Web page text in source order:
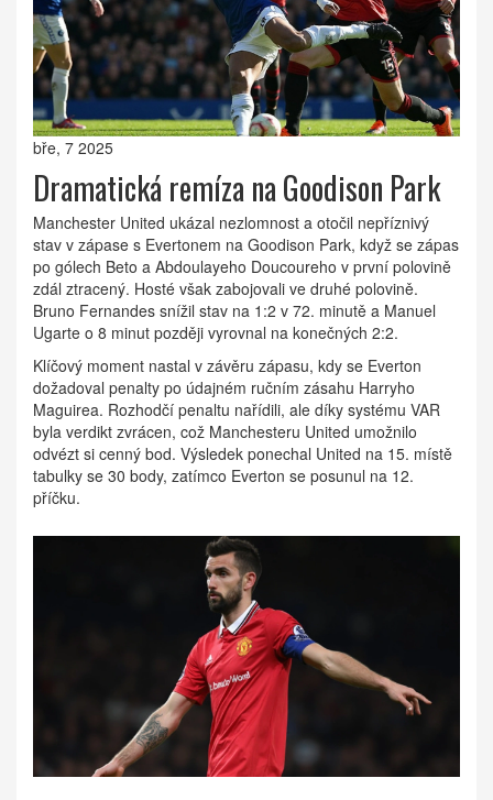
bře, 7 2025
Dramatická remíza na Goodison Park
Manchester United ukázal nezlomnost a otočil nepříznivý
stav v zápase s Evertonem na Goodison Park, když se zápas
po gólech Beto a Abdoulayeho Doucoureho v první polovině
zdál ztracený. Hosté však zabojovali ve druhé polovině.
Bruno Fernandes snížil stav na 1:2 v 72. minutě a Manuel
Ugarte o 8 minut později vyrovnal na konečných 2:2.
Klíčový moment nastal v závěru zápasu, kdy se Everton
dožadoval penalty po údajném ručním zásahu Harryho
Maguirea. Rozhodčí penaltu nařídili, ale díky systému VAR
byla verdikt zvrácen, což Manchesteru United umožnilo
odvézt si cenný bod. Výsledek ponechal United na 15. místě
tabulky se 30 body, zatímco Everton se posunul na 12.
příčku.